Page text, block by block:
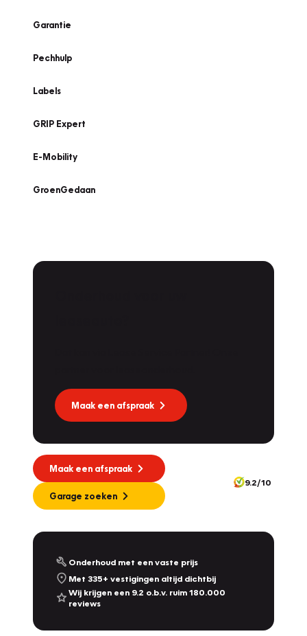
Garantie
Pechhulp
Labels
GRIP Expert
E-Mobility
GroenGedaan
Maak een afspraak
Maak een afspraak
Garage zoeken
9.2/10
Onderhoud met een vaste prijs
Met 335+ vestigingen altijd dichtbij
Wij krijgen een 9.2 o.b.v. ruim 180.000
reviews